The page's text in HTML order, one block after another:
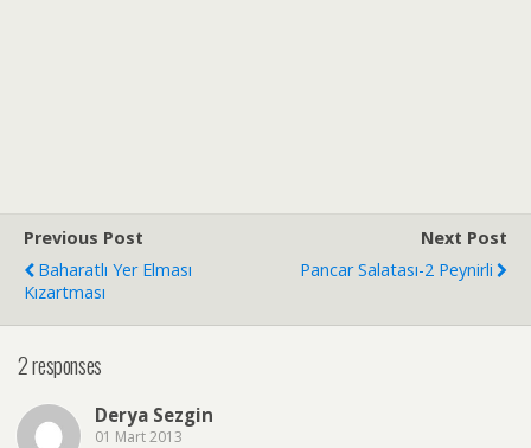
Previous Post
Baharatlı Yer Elması
Kızartması
Next Post
Pancar Salatası-2 Peynirli
2 responses
Derya Sezgin
01 Mart 2013